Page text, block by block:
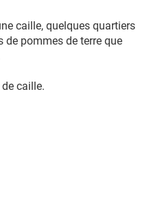
caille, quelques quartiers
de pommes de terre que
caille.